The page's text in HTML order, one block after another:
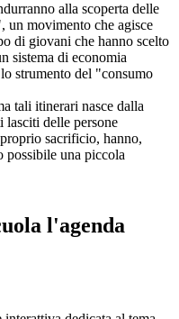
alla scoperta delle
un movimento che agisce
di giovani che hanno scelto
sistema di economia
strumento del "consumo
tali itinerari nasce dalla
lasciti delle persone
sacrificio, hanno,
possibile una piccola
l'agenda